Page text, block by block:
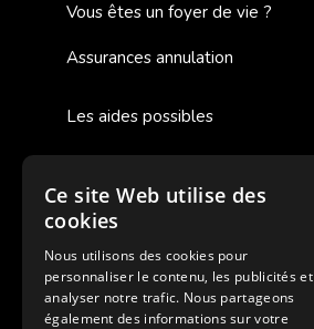
Vous êtes un foyer de vie ?
Assurances annulation
Les aides possibles
Cash Back
Pour les fratries
Facebook Supernova
Instagram Supernova
Ce site Web utilise des
cookies
Nous utilisons des cookies pour
personnaliser le contenu, les publicités et
analyser notre trafic. Nous partageons
également des informations sur votre